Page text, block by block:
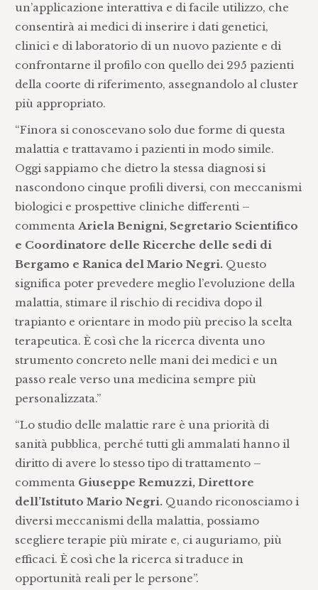
un’applicazione interattiva e di facile utilizzo, che
consentirà ai medici di inserire i dati genetici,
clinici e di laboratorio di un nuovo paziente e di
confrontarne il profilo con quello dei 295 pazienti
della coorte di riferimento, assegnandolo al cluster
più appropriato.
“Finora si conoscevano solo due forme di questa
malattia e trattavamo i pazienti in modo simile.
Oggi sappiamo che dietro la stessa diagnosi si
nascondono cinque profili diversi, con meccanismi
biologici e prospettive cliniche differenti –
commentaAriela Benigni, Segretario Scientifico
e Coordinatore delle Ricerche delle sedi di
Bergamo e Ranica del Mario Negri. Questo
significa poter prevedere meglio l’evoluzione della
malattia, stimare il rischio di recidiva dopo il
trapianto e orientare in modo più preciso la scelta
terapeutica. È così che la ricerca diventa uno
strumento concreto nelle mani dei medici e un
passo reale verso una medicina sempre più
personalizzata.”
“Lo studio delle malattie rare è una priorità di
sanità pubblica, perché tutti gli ammalati hanno il
diritto di avere lo stesso tipo di trattamento –
commenta Giuseppe Remuzzi, Direttore
dell’Istituto Mario Negri. Quando riconosciamo i
diversi meccanismi della malattia, possiamo
scegliere terapie più mirate e, ci auguriamo, più
efficaci. È così che la ricerca si traduce in
opportunità reali per le persone”.